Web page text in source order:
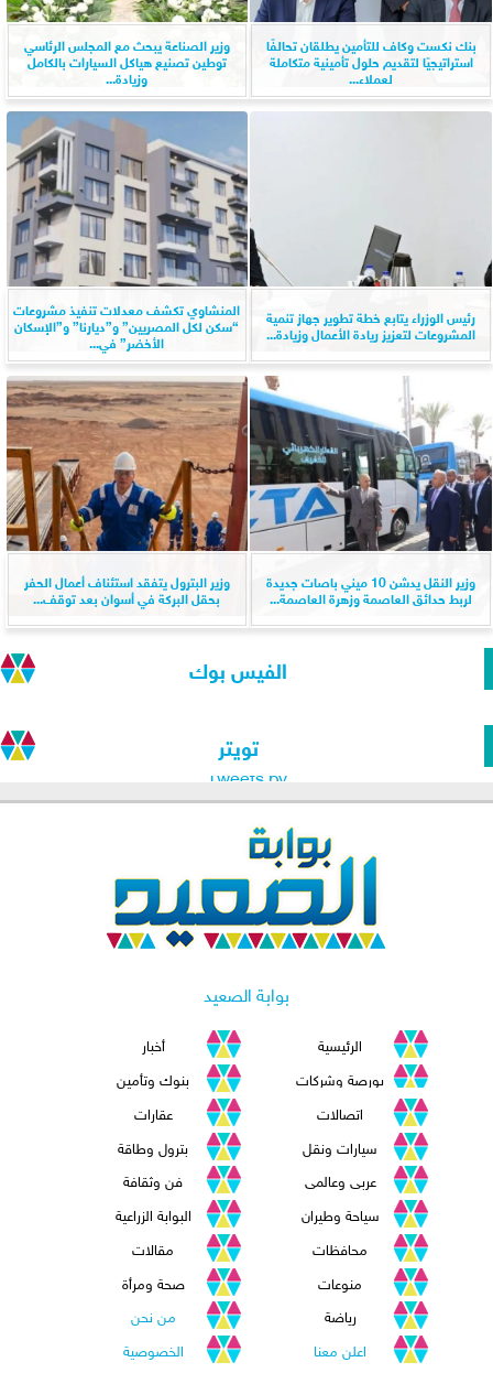
بنك نكست وكاف للتأمين يطلقان تحالفًا
استراتيجيًا لتقديم حلول تأمينية متكاملة
لعملاء...
وزير الصناعة يبحث مع المجلس الرئاسي
توطين تصنيع هياكل السيارات بالكامل
وزيادة...
رئيس الوزراء يتابع خطة تطوير جهاز تنمية
المشروعات لتعزيز ريادة الأعمال وزيادة...
المنشاوي تكشف معدلات تنفيذ مشروعات
“سكن لكل المصريين” و”ديارنا” و”الإسكان
الأخضر” في...
وزير النقل يدشن 10 ميني باصات جديدة
لربط حدائق العاصمة وزهرة العاصمة...
وزير البترول يتفقد استئناف أعمال الحفر
بحقل البركة في أسوان بعد توقف...
الفيس بوك
تويتر
Tweets by
بوابة الصعيد
الرئيسية
أخبار
بورصة وشركات
بنوك وتأمين
اتصالات
عقارات
سيارات ونقل
بترول وطاقة
عربى وعالمى
فن وثقافة
سياحة وطيران
البوابة الزراعية
محافظات
مقالات
منوعات
صحة ومرأة
رياضة
من نحن
اعلن معنا
الخصوصية